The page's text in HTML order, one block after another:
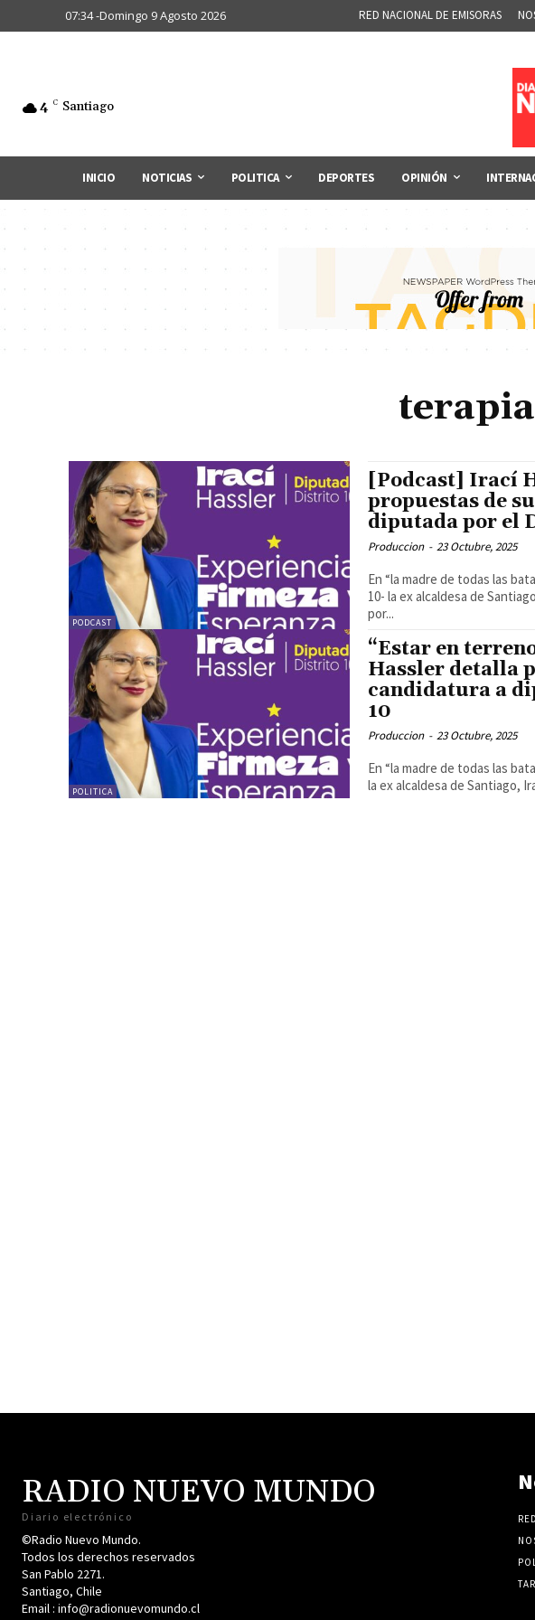
07:34 -Domingo 9 Agosto 2026 RED NACIONAL DE EMISORAS
4 C Santiago
INICIO NOTICIAS POLITICA DEPORTES OPINIÓN
PODCAST
[Podcast] Irací
propuestas de
diputada por el
Produccion - 23 Octubre, 2025
En “la madre de todas las
10- la ex alcaldesa de
por...
POLITICA
“Estar en
Hassler detalla
candidatura a
10
Produccion - 23 Octubre, 2025
En “la madre de todas las
la ex alcaldesa de Santiago,
RADIO NUEVO MUNDO
Diario electrónico
©Radio Nuevo Mundo.
Todos los derechos reservados
San Pablo 2271.
Santiago, Chile
Email : info@radionuevomundo.cl